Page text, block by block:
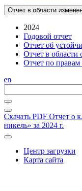
Отчет в области
2024
Годовой отчет
Отчет об
Отчет в области
Отчет по правам
en
Скачать PDF Отчет о
никель» за 2024 г.
Центр загрузки
Карта сайта